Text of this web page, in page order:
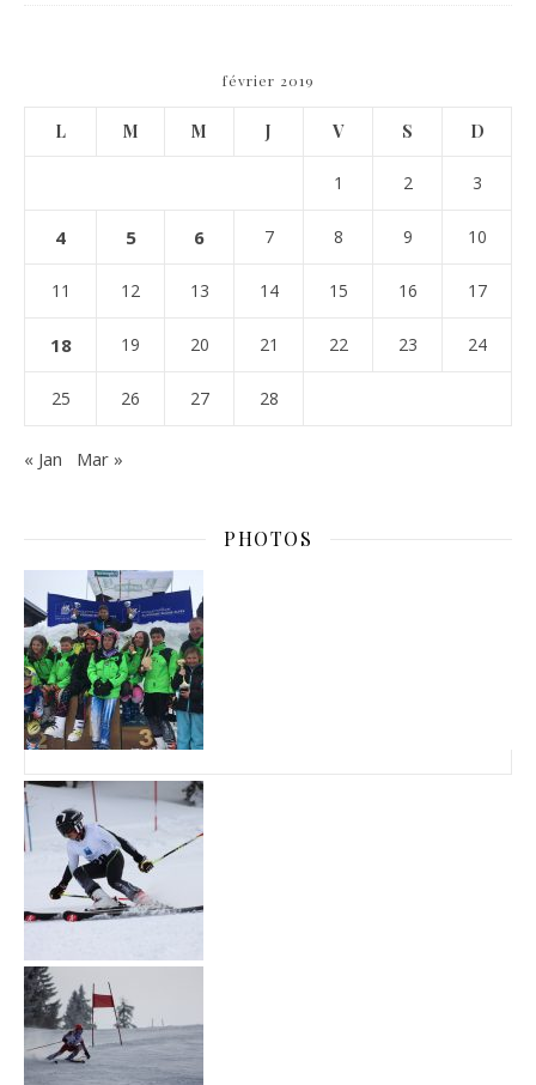
février 2019
L M M J V S D
1 2 3
4 5 6 7 8 9 10
11 12 13 14 15 16 17
18 19 20 21 22 23 24
25 26 27 28
« Jan Mar »
PHOTOS